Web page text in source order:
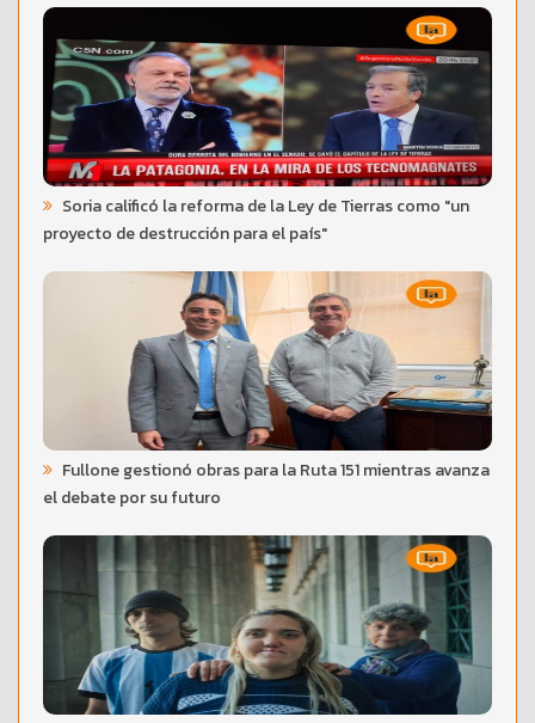
Soria calificó la reforma de la Ley de Tierras como "un
proyecto de destrucción para el país"
Fullone gestionó obras para la Ruta 151 mientras avanza
el debate por su futuro